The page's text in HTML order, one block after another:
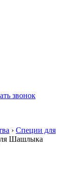
звонок
› Специи для
Шашлыка